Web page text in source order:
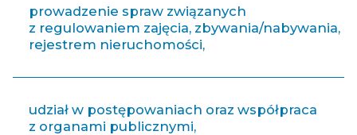
prowadzenie spraw związanych
z regulowaniem zajęcia, zbywania/nabywania,
rejestrem nieruchomości,
udział w postępowaniach oraz współpraca
z organami publicznymi,